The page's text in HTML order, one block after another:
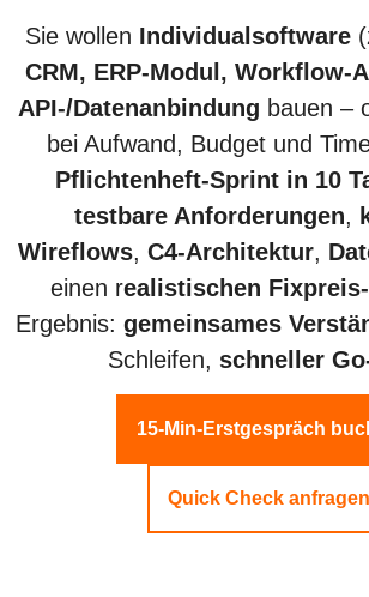
Sie wollen Individualsoftware
CRM, ERP-Modul, Workflow-
API-/Datenanbindung bauen –
bei Aufwand, Budget und
Pflichtenheft-Sprint in 10
testbare Anforderungen,
Wireflows, C4-Architektur,
einen realistischen
Ergebnis: gemeinsames
Schleifen, schneller
15-Min-Erstgespräch
Quick Check anfragen